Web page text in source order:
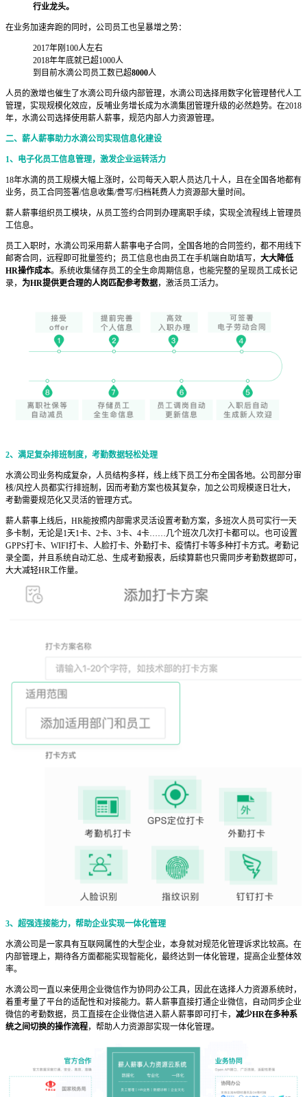
行业龙头。
在业务加速奔跑的同时，公司员工也呈暴增之势：
2017年刚100人左右
2018年年底就已超1000人
到目前水滴公司员工数已超8000人
人员的激增也催生了水滴公司升级内部管理，水滴公司选择用数字化管理替代人工
管理，实现规模化效应，反哺业务增长成为水滴集团管理升级的必然趋势。在2018
年，水滴公司选择使用薪人薪事，规范内部人力资源管理。
二、薪人薪事助力水滴公司实现信息化建设
1、电子化员工信息管理，激发企业运转活力
18年水滴的员工规模大幅上涨时，公司每天入职人员达几十人，且在全国各地都有
业务，员工合同签署/信息收集/誊写/归档耗费人力资源部大量时间。
薪人薪事组织员工模块，从员工签约合同到办理离职手续，实现全流程线上管理员
工信息。
员工入职时，水滴公司采用薪人薪事电子合同，全国各地的合同签约，都不用线下
邮寄合同，远程即可批量签约；员工信息也由员工在手机端自助填写， 大大降低
HR操作成本。系统收集储存员工的全生命周期信息，也能完整的呈现员工成长记
录， 为HR提供更合理的人岗匹配参考数据，激活员工活力。
2、 满足复杂排班制度，考勤数据轻松处理
水滴公司业务构成复杂，人员结构多样，线上线下员工分布全国各地。公司部分审
核/风控人员都实行排班制，因而考勤方案也极其复杂，加之公司规模逐日壮大，
考勤需要规范化又灵活的管理方式。
薪人薪事上线后，HR能按照内部需求灵活设置考勤方案，多班次人员可实行一天
多卡制，无论是1天1卡、2卡、3卡、4卡……几个班次几次打卡都可以。也可设置
GPPS打卡、WIFI打卡、人脸打卡、外勤打卡、疫情打卡等多种打卡方式。考勤记
录全面，并且系统自动汇总、生成考勤报表，后续算薪也只需同步考勤数据即可，
大大减轻HR工作量。
3、 超强连接能力，帮助企业实现一体化管理
水滴公司是一家具有互联网属性的大型企业，本身就对规范化管理诉求比较高。在
内部管理上，期待各方面都能实现智能化，最终达到一体化管理，提高企业整体效
率。
水滴公司一直以来使用企业微信作为协同办公工具，因此在选择人力资源系统时，
着重考量了平台的适配性和对接能力。薪人薪事直接打通企业微信，自动同步企业
微信的考勤数据，员工直接在企业微信进入薪人薪事即可打卡， 减少HR在多种系
统之间切换的操作流程，帮助人力资源部实现一体化管理。